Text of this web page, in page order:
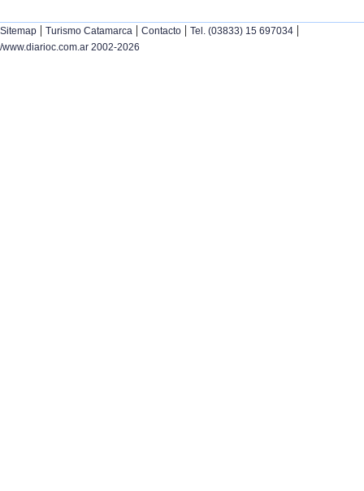
Sitemap | Turismo Catamarca | Contacto | Tel. (03833) 15 697034 |
/www.diarioc.com.ar 2002-2026